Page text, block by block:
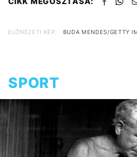
ELŐNÉZETI KÉP: BUDA MENDES/GETTY
SPORT